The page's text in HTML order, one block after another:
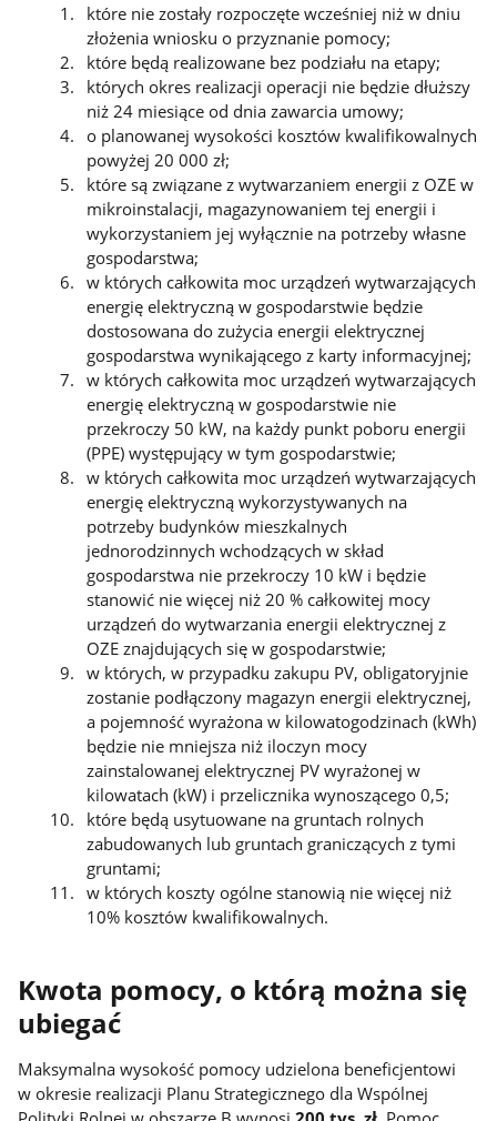
które nie zostały rozpoczęte wcześniej niż w dniu
złożenia wniosku o przyznanie pomocy;
które będą realizowane bez podziału na etapy;
których okres realizacji operacji nie będzie dłuższy
niż 24 miesiące od dnia zawarcia umowy;
o planowanej wysokości kosztów kwalifikowalnych
powyżej 20 000 zł;
które są związane z wytwarzaniem energii z OZE w
mikroinstalacji, magazynowaniem tej energii i
wykorzystaniem jej wyłącznie na potrzeby własne
gospodarstwa;
w których całkowita moc urządzeń wytwarzających
energię elektryczną w gospodarstwie będzie
dostosowana do zużycia energii elektrycznej
gospodarstwa wynikającego z karty informacyjnej;
w których całkowita moc urządzeń wytwarzających
energię elektryczną w gospodarstwie nie
przekroczy 50 kW, na każdy punkt poboru energii
(PPE) występujący w tym gospodarstwie;
w których całkowita moc urządzeń wytwarzających
energię elektryczną wykorzystywanych na
potrzeby budynków mieszkalnych
jednorodzinnych wchodzących w skład
gospodarstwa nie przekroczy 10 kW i będzie
stanowić nie więcej niż 20 % całkowitej mocy
urządzeń do wytwarzania energii elektrycznej z
OZE znajdujących się w gospodarstwie;
w których, w przypadku zakupu PV, obligatoryjnie
zostanie podłączony magazyn energii elektrycznej,
a pojemność wyrażona w kilowatogodzinach (kWh)
będzie nie mniejsza niż iloczyn mocy
zainstalowanej elektrycznej PV wyrażonej w
kilowatach (kW) i przelicznika wynoszącego 0,5;
które będą usytuowane na gruntach rolnych
zabudowanych lub gruntach graniczących z tymi
gruntami;
w których koszty ogólne stanowią nie więcej niż
10% kosztów kwalifikowalnych.
Kwota pomocy, o którą można się
ubiegać
Maksymalna wysokość pomocy udzielona beneficjentowi
w okresie realizacji Planu Strategicznego dla Wspólnej